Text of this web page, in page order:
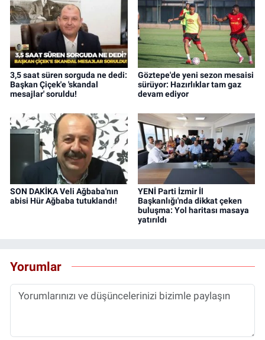
3,5 saat süren sorguda ne dedi:
Başkan Çiçek'e 'skandal
mesajlar' soruldu!
Göztepe'de yeni sezon mesaisi
sürüyor: Hazırlıklar tam gaz
devam ediyor
SON DAKİKA Veli Ağbaba'nın
abisi Hür Ağbaba tutuklandı!
YENİ Parti İzmir İl
Başkanlığı'nda dikkat çeken
buluşma: Yol haritası masaya
yatırıldı
Yorumlar